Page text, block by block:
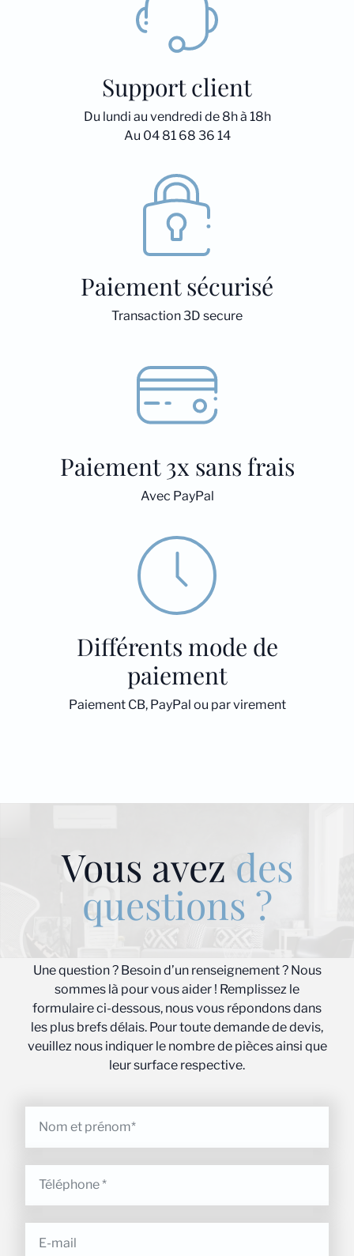
Support client
Du lundi au vendredi de 8h à 18h
Au 04 81 68 36 14
Paiement sécurisé
Transaction 3D secure
Paiement 3x sans frais
Avec PayPal
Différents mode de
paiement
Paiement CB, PayPal ou par virement
Vous avez des
questions ?
Une question ? Besoin d’un renseignement ? Nous
sommes là pour vous aider ! Remplissez le
formulaire ci-dessous, nous vous répondons dans
les plus brefs délais. Pour toute demande de devis,
veuillez nous indiquer le nombre de pièces ainsi que
leur surface respective.